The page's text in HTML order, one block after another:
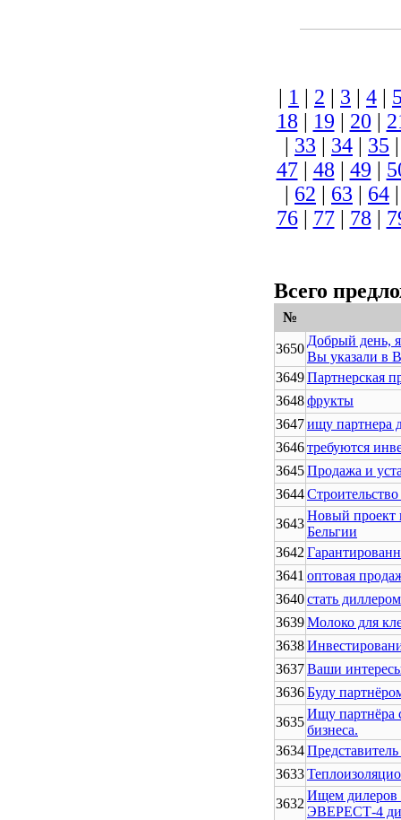
| 1 | 2 | 3 | 4 |
18 | 19 | 20 |
| 33 | 34 | 35
47| 48 | 49 |
| 62 | 63 | 64
76| 77| 78 |
Всего
№
3650
Добрый день,
Вы указали в
3649Партнерская
3648фрукты
3647ищу партнера
3646требуются
3645Продажа и
3644
3643
Новый проект
Бельгии
3642
3641 оптовая
3640стать
3639Молоко для
3638
3637Ваши
3636Буду
3635
Ищу партнёра
бизнеса.
3634
3633
3632
Ищем дилеров
ЭВЕРЕСТ-4